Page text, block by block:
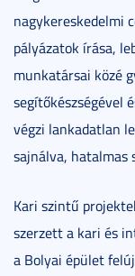
nagykereskedelmi
pályázatok írása,
munkatársai közé
segítőkészségével
végzi lankadatlan
sajnálva, hatalmas
Kari szintű
szerzett a kari és
a Bolyai épület